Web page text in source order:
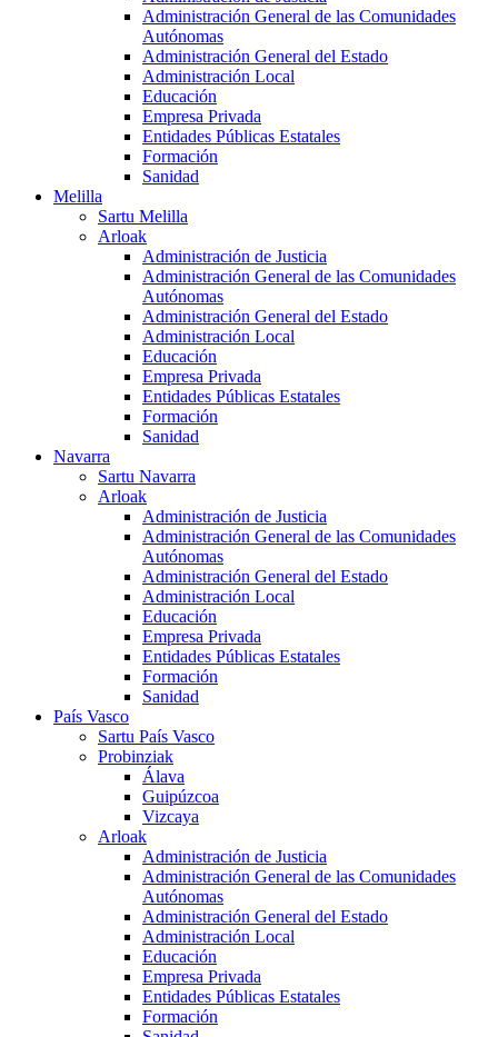
Administración General de las Comunidades
Autónomas
Administración General del Estado
Administración Local
Educación
Empresa Privada
Entidades Públicas Estatales
Formación
Sanidad
Melilla
Sartu Melilla
Arloak
Administración de Justicia
Administración General de las Comunidades
Autónomas
Administración General del Estado
Administración Local
Educación
Empresa Privada
Entidades Públicas Estatales
Formación
Sanidad
Navarra
Sartu Navarra
Arloak
Administración de Justicia
Administración General de las Comunidades
Autónomas
Administración General del Estado
Administración Local
Educación
Empresa Privada
Entidades Públicas Estatales
Formación
Sanidad
País Vasco
Sartu País Vasco
Probinziak
Álava
Guipúzcoa
Vizcaya
Arloak
Administración de Justicia
Administración General de las Comunidades
Autónomas
Administración General del Estado
Administración Local
Educación
Empresa Privada
Entidades Públicas Estatales
Formación